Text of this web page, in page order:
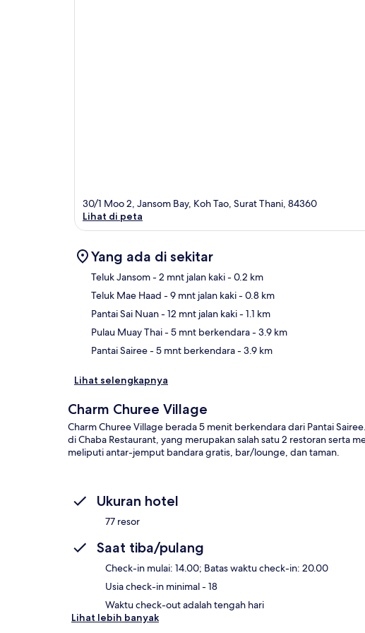
30/1 Moo 2, Jansom Bay, Koh Tao, Surat Thani, 84360
Lihat di peta
Yang ada di sekitar
Teluk Jansom- 2 mnt jalan kaki- 0.2 km
Teluk Mae Haad - 9 mnt jalan kaki- 0.8 km
Pantai Sai Nuan- 12 mnt jalan kaki- 1.1 km
Pulau Muay Thai- 5 mnt berkendara- 3.9 km
Pantai Sairee- 5 mnt berkendara- 3.9 km
Lihat selengkapnya
Charm Churee Village
Charm Churee Village berada 5 menit berkendara dari Pantai
di Chaba Restaurant, yang merupakan salah satu 2 restoran serta
meliputi antar-jemput bandara gratis, bar/lounge, dan taman.
Ukuran hotel
77 resor
Saat tiba/pulang
Check-in mulai: 14.00; Batas waktu check-in: 20.00
Usia check-in minimal - 18
Waktu check-out adalah tengah hari
Lihat lebih banyak